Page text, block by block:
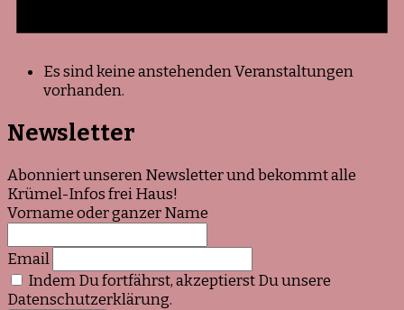
Es sind keine anstehenden Veranstaltungen
vorhanden.
Newsletter
Abonniert unseren Newsletter und bekommt alle
Krümel-Infos frei Haus!
Vorname oder ganzer Name
Email
Indem Du fortfährst, akzeptierst Du unsere
Datenschutzerklärung.